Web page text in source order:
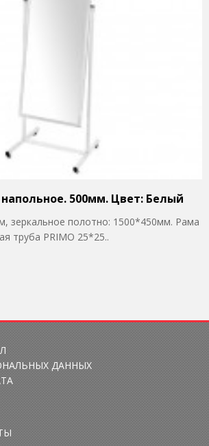
напольное. 500мм. Цвет: Белый
зеркальное полотно: 1500*450мм. Рама
труба PRIMO 25*25..
ДАННЫХ